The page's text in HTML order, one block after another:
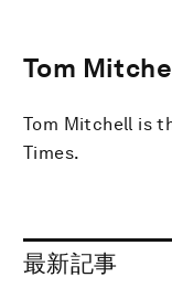
Tom
Tom Mitchell is
Times.
最新記事